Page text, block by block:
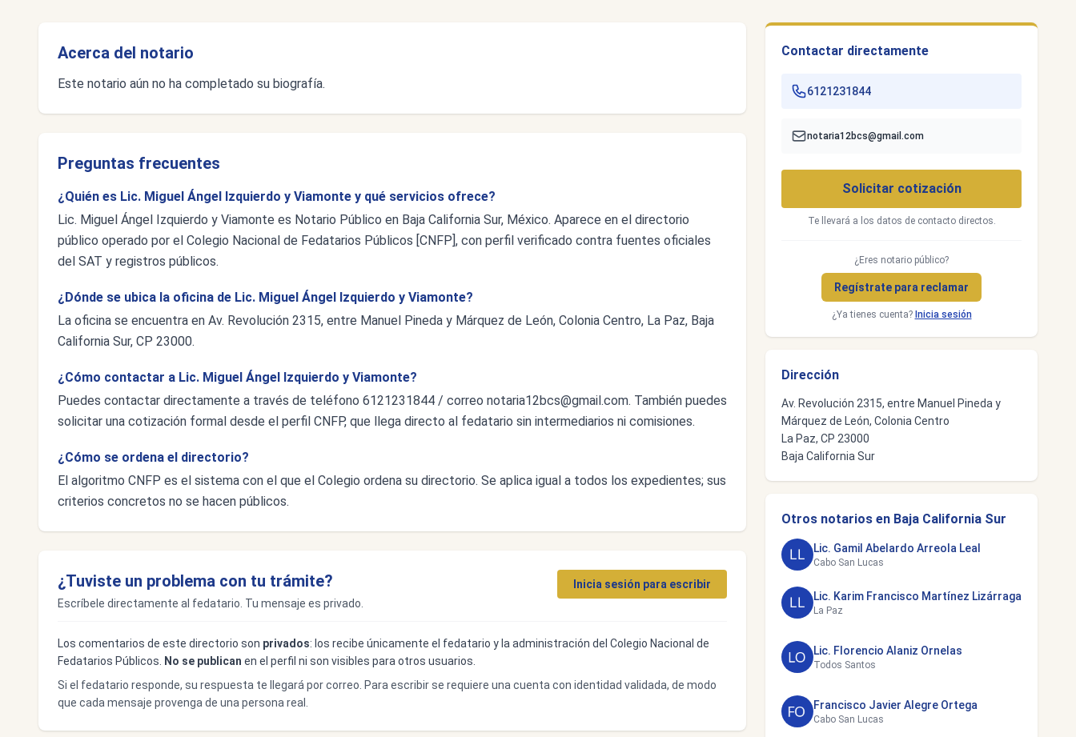
Acerca del notario
Este notario aún no ha completado su biografía.
Preguntas frecuentes
¿Quién es Lic. Miguel Ángel Izquierdo y Viamonte y qué servicios ofrece?
Lic. Miguel Ángel Izquierdo y Viamonte es Notario Público en Baja California Sur, México. Aparece en el directorio
público operado por el Colegio Nacional de Fedatarios Públicos [CNFP], con perfil verificado contra fuentes oficiales
del SAT y registros públicos.
¿Dónde se ubica la oficina de Lic. Miguel Ángel Izquierdo y Viamonte?
La oficina se encuentra en Av. Revolución 2315, entre Manuel Pineda y Márquez de León, Colonia Centro, La Paz, Baja
California Sur, CP 23000.
¿Cómo contactar a Lic. Miguel Ángel Izquierdo y Viamonte?
Puedes contactar directamente a través de teléfono 6121231844 / correo notaria12bcs@gmail.com. También puedes
solicitar una cotización formal desde el perfil CNFP, que llega directo al fedatario sin intermediarios ni comisiones.
¿Cómo se ordena el directorio?
El algoritmo CNFP es el sistema con el que el Colegio ordena su directorio. Se aplica igual a todos los expedientes; sus
criterios concretos no se hacen públicos.
¿Tuviste un problema con tu trámite?
Escríbele directamente al fedatario. Tu mensaje es privado.
Inicia sesión para escribir
Los comentarios de este directorio son privados: los recibe únicamente el fedatario y la administración del Colegio Nacional de
Fedatarios Públicos.
No se publican en el perfil ni son visibles para otros usuarios.
Si el fedatario responde, su respuesta te llegará por correo. Para escribir se requiere una cuenta con identidad validada, de modo
que cada mensaje provenga de una persona real.
Contactar directamente
6121231844
notaria12bcs@gmail.com
Solicitar cotización
Te llevará a los datos de contacto directos.
¿Eres notario público?
Regístrate para reclamar
¿Ya tienes cuenta? Inicia sesión
Dirección
Av. Revolución 2315, entre Manuel Pineda y
Márquez de León, Colonia Centro
La Paz, CP 23000
Baja California Sur
Otros notarios en Baja California Sur
Lic. Gamil Abelardo Arreola Leal
Cabo San Lucas
Lic. Karim Francisco Martínez Lizárraga
La Paz
Lic. Florencio Alaniz Ornelas
Todos Santos
Francisco Javier Alegre Ortega
Cabo San Lucas